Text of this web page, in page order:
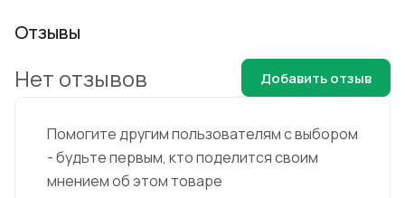
Отзывы
Помогите другим пользователям с выбором
- будьте первым, кто поделится своим
мнением об этом товаре
Нет отзывов Добавить отзыв